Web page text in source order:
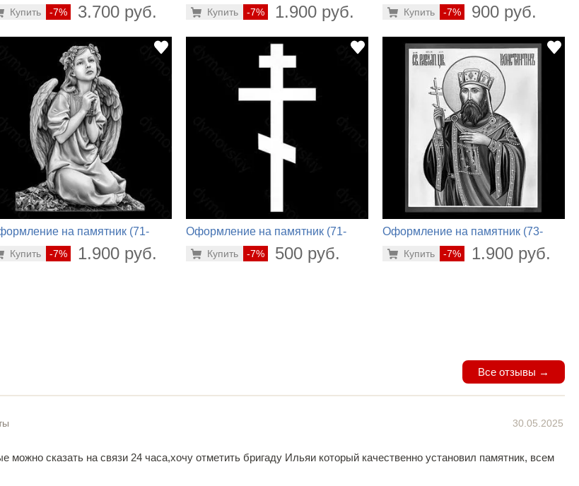
-7% 3.700 руб.
Купить -7% 1.900 руб.
Купить -7% 900 руб.
Купить
на памятник (71-
-7% 1.900 руб.
Купить
Оформление на памятник (71-
-7% 500 руб.
Купить
Оформление на памятник (73-
-7% 1.900 руб.
Купить
Все отзывы →
30.05.2025
можно сказать на связи 24 часа,хочу отметить бригаду Ильяи который качественно установил памятник, всем